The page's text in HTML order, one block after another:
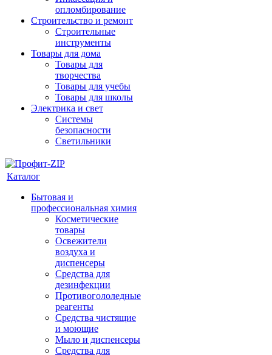
опломбирование
Строительство и ремонт
Строительные
инструменты
Товары для дома
Товары для
творчества
Товары для учебы
Товары для школы
Электрика и свет
Системы
безопасности
Светильники
Каталог
Бытовая и
профессиональная химия
Косметические
товары
Освежители
воздуха и
диспенсеры
Средства для
дезинфекции
Противогололедные
реагенты
Средства чистящие
и моющие
Мыло и диспенсеры
Средства для